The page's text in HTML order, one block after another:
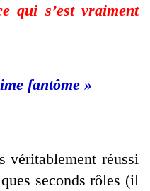
qui s’est vraiment
fantôme »
véritablement réussi
seconds rôles (il